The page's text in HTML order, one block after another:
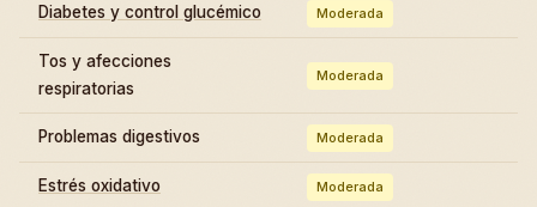
Diabetes y control glucémico Moderada
Tos y afecciones
respiratorias
Moderada
Problemas digestivos Moderada
Estrés oxidativo Moderada